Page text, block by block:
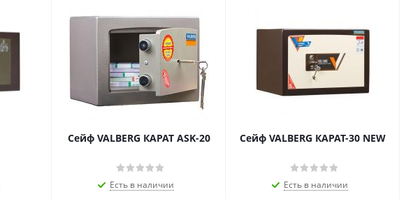
Сейф VALBERG КАРАТ ASK-20
Есть в наличии
Сейф VALBERG КАРАТ-30 NEW
Есть в наличии